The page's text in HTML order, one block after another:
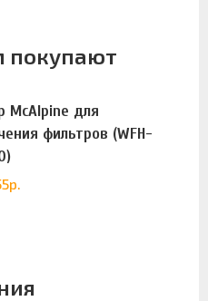
покупают
McAlpine для
фильтров (WFH-
р.